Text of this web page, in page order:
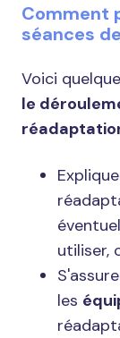
Comment
séances
Voici
le
utiliser,
les